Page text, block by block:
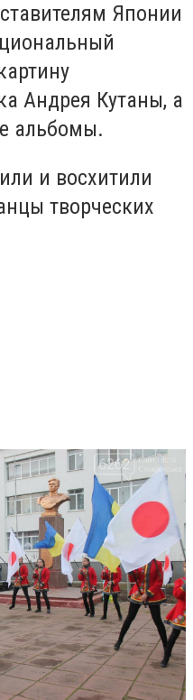
Японии
Андрея Кутаны, а
альбомы.
и восхитили
творческих